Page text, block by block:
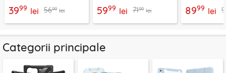
CHPD038
3999 lei 5699 lei
negru, CHPD224
5999 lei 7199 lei
CHC2
8999 lei
Categorii principale